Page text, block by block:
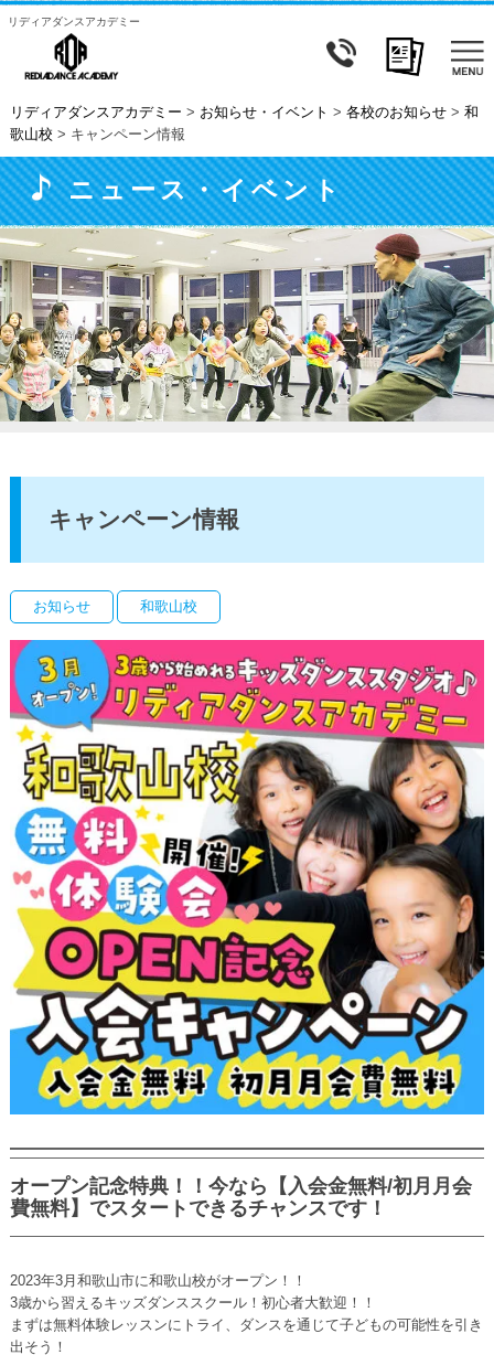
リディアダンスアカデミー
リディアダンスアカデミー > お知らせ・イベント > 各校のお知らせ> 和
歌山校 > キャンペーン情報
ニュース・イベント
キャンペーン情報
お知らせ 和歌山校
オープン記念特典！！今なら【入会金無料/初月月会
費無料】でスタートできるチャンスです！
2023年3月和歌山市に和歌山校がオープン！！
3歳から習えるキッズダンススクール！初心者大歓迎！！
まずは無料体験レッスンにトライ、ダンスを通じて子どもの可能性を引き
出そう！